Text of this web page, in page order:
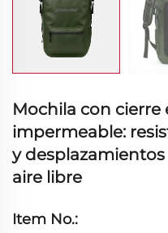
Mochila con cierre
impermeable:
y
aire libre
Item No.: